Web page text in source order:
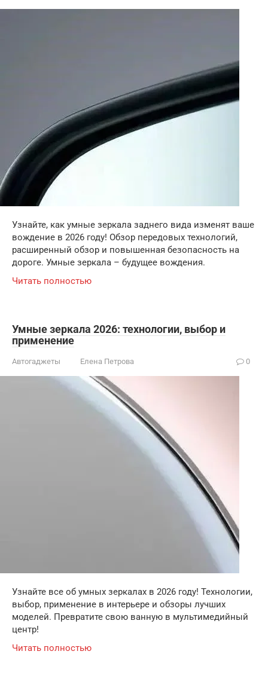
Узнайте, как умные зеркала заднего вида изменят ваше
вождение в 2026 году! Обзор передовых технологий,
расширенный обзор и повышенная безопасность на
дороге. Умные зеркала – будущее вождения.
Читать полностью
Умные зеркала 2026: технологии, выбор и
применение
Автогаджеты Елена Петрова 0
Узнайте все об умных зеркалах в 2026 году! Технологии,
выбор, применение в интерьере и обзоры лучших
моделей. Превратите свою ванную в мультимедийный
центр!
Читать полностью